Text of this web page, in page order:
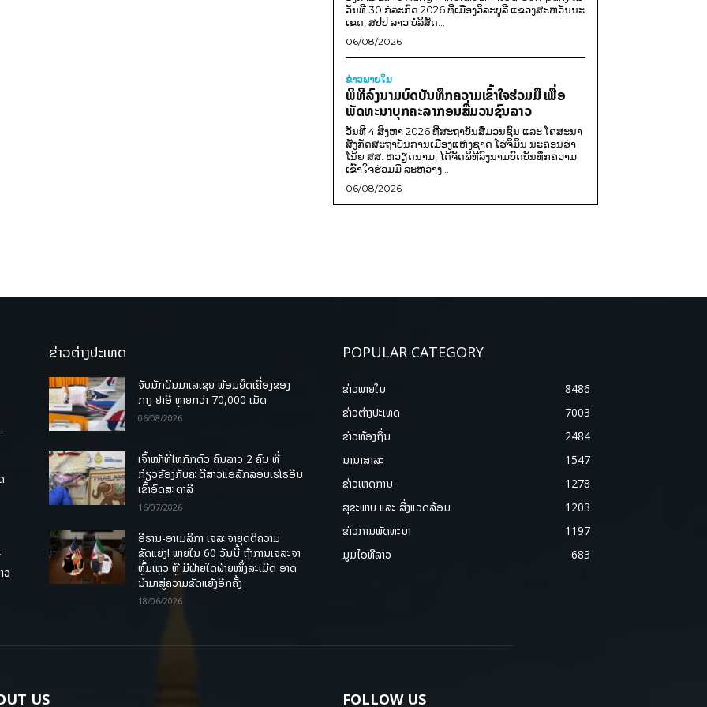
ວັນທີ 30 ກໍລະກົດ 2026 ທີ່ເມືອງວິລະບູລີ ແຂວງສະຫວັນນະ
ເຂດ, ສປປ ລາວ ບໍລິສັດ...
06/08/2026
ຂ່າວພາຍ​ໃນ
ພິທີລົງນາມບົດບັນທຶກຄວາມເຂົ້າໃຈຮ່ວມມື ເພື່ອ
ພັດທະນາບຸກຄະລາກອນສື່ມວນຊົນລາວ
ວັນທີ 4 ສິງຫາ 2026 ທີ່ສະຖາບັນສື່ມວນຊົນ ແລະ ໂຄສະນາ
ສັງກັດສະຖາບັນການເມືອງແຫ່ງຊາດ ໂຮ່ຈິມິນ ນະຄອນຮ່າ
ໂນ້ຍ ສສ. ຫວຽດນາມ, ໄດ້ຈັດພິທີລົງນາມບົດບັນທຶກຄວາມ
ເຂົ້າໃຈຮ່ວມມື ລະຫວ່າງ...
06/08/2026
ວ
ຂ່າວຕ່າງປະເທດ
ຈັບນັກບິນມາເລເຊຍ ພ້ອມຍຶດເຄື່ອງຂອງ
ກາງ ຢາອີ ຫຼາຍກວ່າ 70,000 ເມັດ
06/08/2026
ເຈົ້າໜ້າທີ່ໄທກັກຕົວ ຄົນລາວ 2 ຄົນ ທີ່
ກ່ຽວຂ້ອງກັບຄະດີສາວແອລັກລອບເຮໂຣອີນ
ເຂົ້າອົດສະຕາລີ
16/07/2026
ອີຣານ-ອາເມລິກາ ເຈລະຈາຍຸດຕິຄວາມ
ຂັດແຍ່ງ! ພາຍໃນ 60 ວັນນີ້ ຖ້າການເຈລະຈາ
ຫຼົ້ມເຫຼວ ຫຼື ມີຝ່າຍໃດຝ່າຍໜຶ່ງລະເມີດ ອາດ
ນໍາມາສູ່ຄວາມຂັດແຍ້ງອີກຄັ້ງ
18/06/2026
POPULAR CATEGORY
ຂ່າວພາຍ​ໃນ
8486
ຂ່າວຕ່າງປະເທດ
7003
ຂ່າວທ້ອງຖິ່ນ
2484
ນານາສາລະ
1547
ຂ່າວເຫດການ
1278
ສຸຂະພາບ ແລະ ສີ່ງແວດລ້ອມ
1203
ຂ່າວການພັດທະນາ
1197
ມູມໄອທີລາວ
683
US FOLLOW US